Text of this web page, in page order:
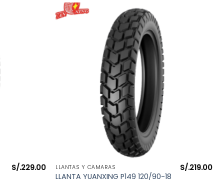
S/.229.00 VISTA RÁPIDA
LLANTAS Y CÁMARAS
LLANTA YUANXING P149 120/90-18
S/.219.00